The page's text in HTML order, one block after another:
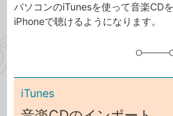
パソコンのiTunesを使って音楽CD
iPhoneで聴けるようになります。
iTunes